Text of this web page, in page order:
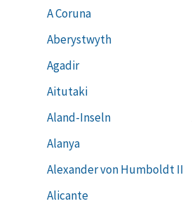
A Coruna
Aberystwyth
Agadir
Aitutaki
Aland-Inseln
Alanya
Alexander von Humboldt II
Alicante